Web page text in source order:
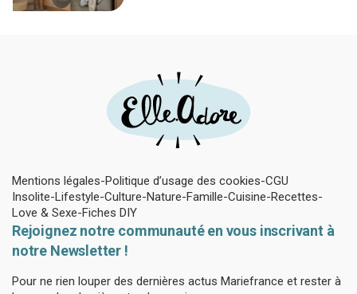
Mentions légales Politique d’usage des cookies CGU
Insolite Lifestyle Culture Nature Famille Cuisine Recettes
Love & Sexe Fiches DIY
Rejoignez notre communauté en vous inscrivant à
notre Newsletter !
Pour ne rien louper des dernières actus Mariefrance et rester à